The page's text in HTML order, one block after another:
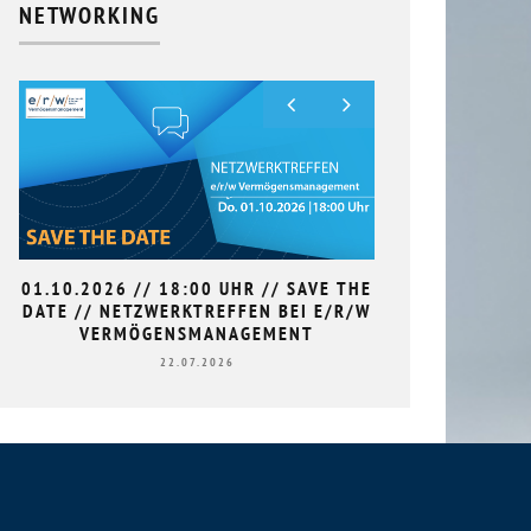
NETWORKING
01.10.2026 // 18:00 UHR // SAVE THE
DATE // NETZWERKTREFFEN BEI E/R/W
VERMÖGENSMANAGEMENT
22.07.2026